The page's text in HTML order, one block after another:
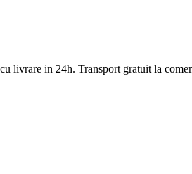
livrare in 24h. Transport gratuit la